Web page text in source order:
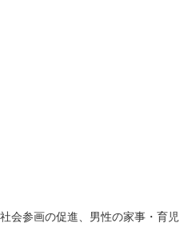
会参画の促進、男性の家事・育児